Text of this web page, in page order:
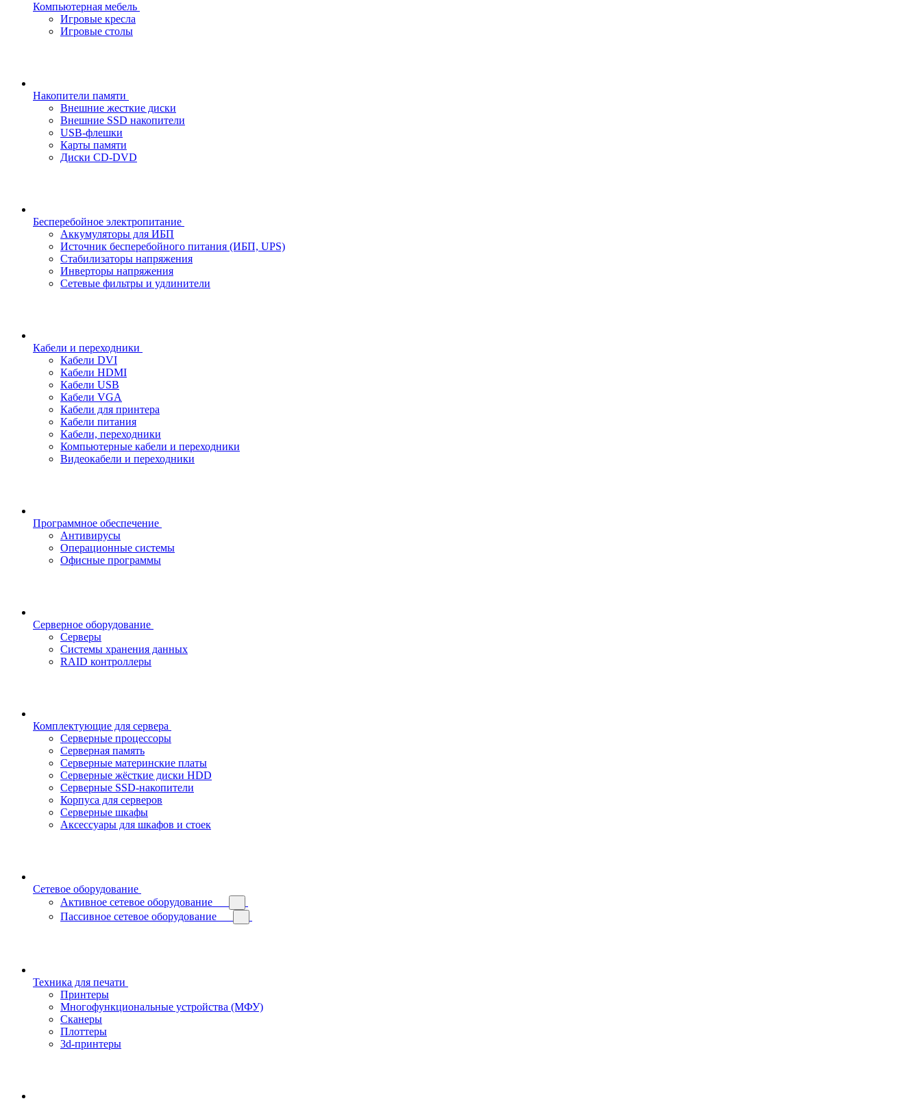
Компьютерная мебель
Игровые кресла
Игровые столы
Накопители памяти
Внешние жесткие диски
Внешние SSD накопители
USB-флешки
Карты памяти
Диски CD-DVD
Бесперебойное электропитание
Аккумуляторы для ИБП
Источник бесперебойного питания (ИБП, UPS)
Стабилизаторы напряжения
Инверторы напряжения
Сетевые фильтры и удлинители
Кабели и переходники
Кабели DVI
Кабели HDMI
Кабели USB
Кабели VGA
Кабели для принтера
Кабели питания
Кабели, переходники
Компьютерные кабели и переходники
Видеокабели и переходники
Программное обеспечение
Антивирусы
Операционные системы
Офисные программы
Серверное оборудование
Серверы
Системы хранения данных
RAID контроллеры
Комплектующие для сервера
Серверные процессоры
Серверная память
Серверные материнские платы
Серверные жёсткие диски HDD
Серверные SSD-накопители
Корпуса для серверов
Серверные шкафы
Аксессуары для шкафов и стоек
Сетевое оборудование
Активное сетевое оборудование
Пассивное сетевое оборудование
Техника для печати
Принтеры
Многофункциональные устройства (МФУ)
Сканеры
Плоттеры
3d-принтеры